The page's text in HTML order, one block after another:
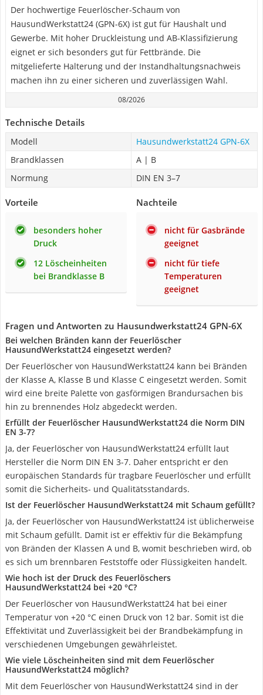
Der hochwertige Feuerlöscher-Schaum von
HausundWerkstatt24 (GPN-6X) ist gut für Haushalt und
Gewerbe. Mit hoher Druckleistung und AB-Klassifizierung
eignet er sich besonders gut für Fettbrände. Die
mitgelieferte Halterung und der Instandhaltungsnachweis
machen ihn zu einer sicheren und zuverlässigen Wahl.
08/2026
Technische Details
Modell
Hausundwerkstatt24 GPN-6X
Brandklassen
A | B
Normung
DIN EN 3–7
Vorteile
besonders hoher
Druck
12 Löscheinheiten
bei Brandklasse B
Nachteile
nicht für Gasbrände
geeignet
nicht für tiefe
Temperaturen
geeignet
Fragen und Antworten zu Hausundwerkstatt24 GPN-6X
Bei welchen Bränden kann der Feuerlöscher
HausundWerkstatt24 eingesetzt werden?
Der Feuerlöscher von HausundWerkstatt24 kann bei Bränden
der Klasse A, Klasse B und Klasse C eingesetzt werden. Somit
wird eine breite Palette von gasförmigen Brandursachen bis
hin zu brennendes Holz abgedeckt werden.
Erfüllt der Feuerlöscher HausundWerkstatt24 die Norm DIN
EN 3-7?
Ja, der Feuerlöscher von HausundWerkstatt24 erfüllt laut
Hersteller die Norm DIN EN 3-7. Daher entspricht er den
europäischen Standards für tragbare Feuerlöscher und erfüllt
somit die Sicherheits- und Qualitätsstandards.
Ist der Feuerlöscher HausundWerkstatt24 mit Schaum gefüllt?
Ja, der Feuerlöscher von HausundWerkstatt24 ist üblicherweise
mit Schaum gefüllt. Damit ist er effektiv für die Bekämpfung
von Bränden der Klassen A und B, womit beschrieben wird, ob
es sich um brennbaren Feststoffe oder Flüssigkeiten handelt.
Wie hoch ist der Druck des Feuerlöschers
HausundWerkstatt24 bei +20 °C?
Der Feuerlöscher von HausundWerkstatt24 hat bei einer
Temperatur von +20 °C einen Druck von 12 bar. Somit ist die
Effektivität und Zuverlässigkeit bei der Brandbekämpfung in
verschiedenen Umgebungen gewährleistet.
Wie viele Löscheinheiten sind mit dem Feuerlöscher
HausundWerkstatt24 möglich?
Mit dem Feuerlöscher von HausundWerkstatt24 sind in der